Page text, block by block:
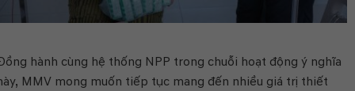
hành cùng hệ thống NPP trong chuỗi hoạt động ý nghĩa
MMV mong muốn tiếp tục mang đến nhiều giá trị thiết